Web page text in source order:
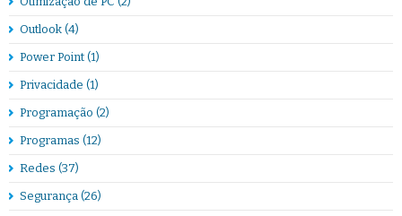
Outlook (4)
Power Point (1)
Privacidade (1)
Programação (2)
Programas (12)
Redes (37)
Segurança (26)